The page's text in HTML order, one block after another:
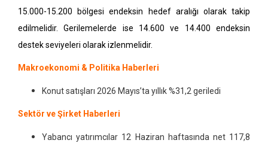
15.000-15.200 bölgesi endeksin hedef aralığı olarak takip
edilmelidir. Gerilemelerde ise 14.600 ve 14.400 endeksin
destek seviyeleri olarak izlenmelidir.
Makroekonomi & Politika Haberleri
Konut satışları 2026 Mayıs’ta yıllık %31,2 geriledi
Sektör ve Şirket Haberleri
Yabancı yatırımcılar 12 Haziran haftasında net 117,8